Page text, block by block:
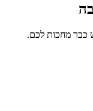
כבר מחכות לכם.